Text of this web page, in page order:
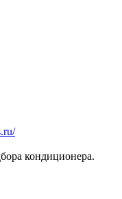
кондиционера.